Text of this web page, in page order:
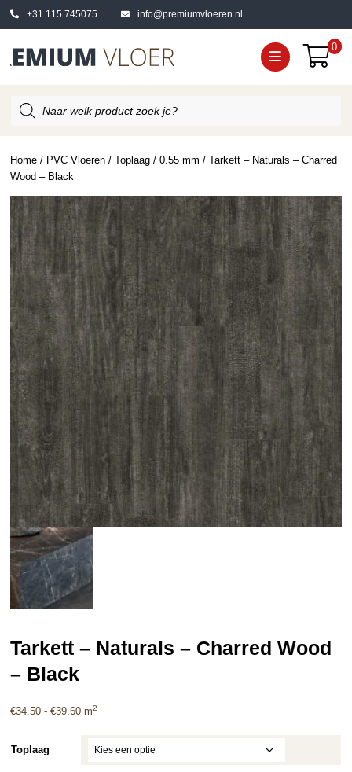
+31 115 745075 info@premiumvloeren.nl
0
zoeken
Home / PVC Vloeren /Toplaag /0.55 mm / Tarkett – Naturals – Charred
Wood – Black
Tarkett – Naturals – Charred Wood
– Black
€34.50 - €39.60Prijsklasse:
m2
Toplaag